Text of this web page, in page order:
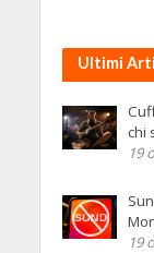
Ultimi
chi
19
19